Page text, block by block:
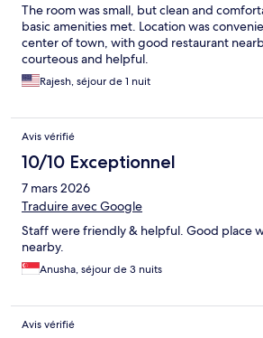
The room was small, but clean and
basic amenities met. Location was
center of town, with good restaurant
courteous and helpful.
Rajesh, séjour de 1 nuit
Avis vérifié
10/10 Exceptionnel
7 mars 2026
Traduire avec Google
Staff were friendly & helpful. Good place
nearby.
Anusha, séjour de 3 nuits
Avis vérifié